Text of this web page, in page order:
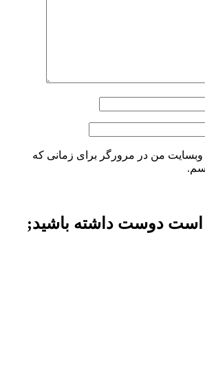
وبسایت من در مرورگر برای زمانی که
دوست داشته باشید;